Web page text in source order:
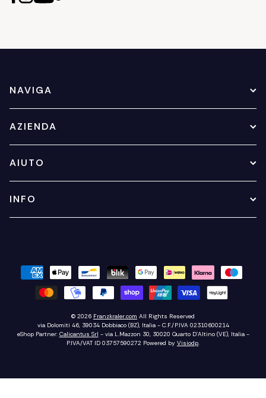
NAVIGA
AZIENDA
AIUTO
INFO
© 2026 Franzkraler.com All Rights Reserved
via Dolomiti 46, 39034 Dobbiaco (BZ), Italia - C.F./P.IVA 02310600214
eShop Partner: Calicantus Srl - via L.Mazzon 30, 30020 Quarto D'Altino (VE), Italia -
P.IVA/VAT ID 03757590272 Powered by Visiodp.